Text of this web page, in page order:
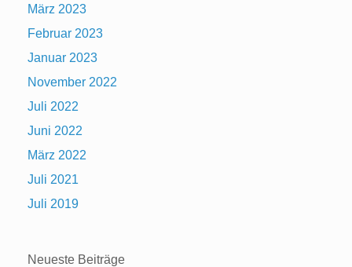
März 2023
Februar 2023
Januar 2023
November 2022
Juli 2022
Juni 2022
März 2022
Juli 2021
Juli 2019
Neueste Beiträge